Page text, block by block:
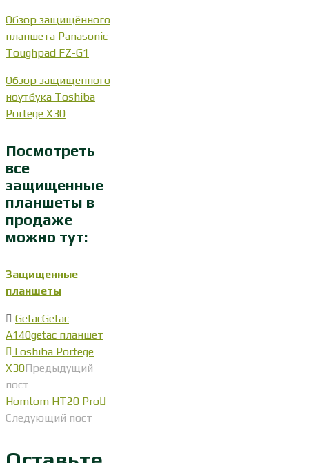
Обзор защищённого
планшета Panasonic
Toughpad FZ-G1
Обзор защищённого
ноутбука Toshiba
Portege X30
Посмотреть
все
защищенные
планшеты в
продаже
можно тут:
Защищенные
планшеты
GetacGetac
A140getac планшет
Toshiba Portege
X30Предыдущий
пост
Homtom HT20 Pro
Следующий пост